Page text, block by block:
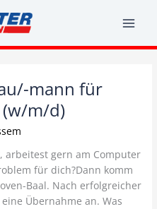
mann für
m/d)
arbeitest gern am Computer
für dich?Dann komm
Baal. Nach erfolgreicher
Übernahme an. Was